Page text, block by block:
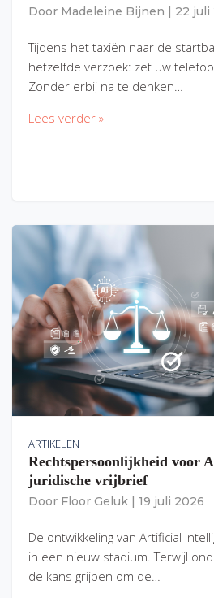
Door Madeleine Bijnen 22 juli
Tijdens het taxiën naar de
hetzelfde verzoek: zet uw
Zonder erbij na te denken…
Lees verder »
ARTIKELEN
Rechtspersoonlijkheid voor
juridische vrijbrief
Door Floor Geluk 19 juli 2026
De ontwikkeling van Artificial
in een nieuw stadium. Terwijl
de kans grijpen om de…